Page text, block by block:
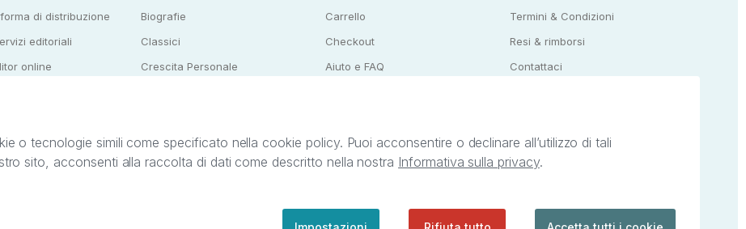
di distribuzione
editoriali
online
Biografie
Classici
Crescita Personale
Carrello
Checkout
Aiuto e FAQ
Termini & Condizioni
Resi & rimborsi
Contattaci
S.r.l. C.F. e P.IVA 05338720963. StreetLib S.r.l. è titolare di tutti i diritti di proprietà intellettuale afferenti ai marchi, loghi e
o tecnologie simili come specificato nella cookie policy. Puoi acconsentire o declinare all’utilizzo di tali
sito, acconsenti alla raccolta di dati come descritto nella nostra Informativa sulla privacy.